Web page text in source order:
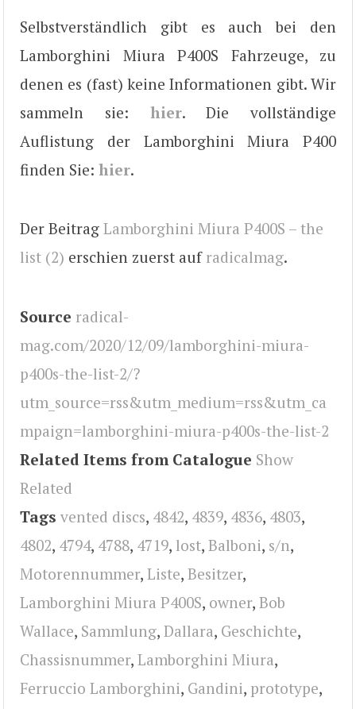
Selbstverständlich gibt es auch bei den
Lamborghini Miura P400S Fahrzeuge, zu
denen es (fast) keine Informationen gibt. Wir
sammeln sie: hier. Die vollständige
Auflistung der Lamborghini Miura P400
finden Sie: hier.
Der Beitrag Lamborghini Miura P400S – the
list (2) erschien zuerst auf radicalmag.
Source radical-
mag.com/2020/12/09/lamborghini-miura-
p400s-the-list-2/?
utm_source=rss&utm_medium=rss&utm_ca
mpaign=lamborghini-miura-p400s-the-list-2
Related Items from Catalogue Show
Related
Tags vented discs, 4842, 4839, 4836, 4803,
4802, 4794, 4788, 4719, lost, Balboni, s/n,
Motorennummer, Liste, Besitzer,
Lamborghini Miura P400S, owner, Bob
Wallace, Sammlung, Dallara, Geschichte,
Chassisnummer, Lamborghini Miura,
Ferruccio Lamborghini, Gandini, prototype,